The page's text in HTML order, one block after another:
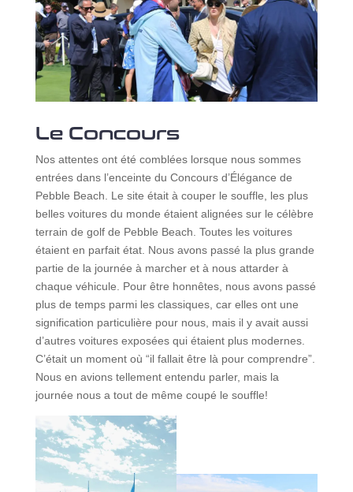
Le Concours
Nos attentes ont été comblées lorsque nous sommes
entrées dans l’enceinte du Concours d’Élégance de
Pebble Beach. Le site était à couper le souffle, les plus
belles voitures du monde étaient alignées sur le célèbre
terrain de golf de Pebble Beach. Toutes les voitures
étaient en parfait état. Nous avons passé la plus grande
partie de la journée à marcher et à nous attarder à
chaque véhicule. Pour être honnêtes, nous avons passé
plus de temps parmi les classiques, car elles ont une
signification particulière pour nous, mais il y avait aussi
d’autres voitures exposées qui étaient plus modernes.
C’était un moment où “il fallait être là pour comprendre”.
Nous en avions tellement entendu parler, mais la
journée nous a tout de même coupé le souffle!